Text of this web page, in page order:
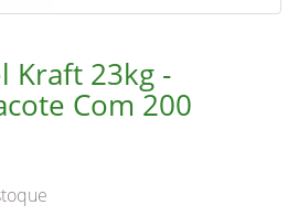
Kraft 23kg -
Com 200